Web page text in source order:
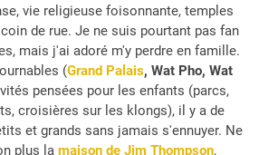
vie religieuse foisonnante, temples
de rue. Je ne suis pourtant pas fan
mais j'ai adoré m'y perdre en famille.
(Grand Palais, Wat Pho, Wat
pensées pour les enfants (parcs,
croisières sur les klongs), il y a de
et grands sans jamais s'ennuyer. Ne
plus la maison de Jim Thompson,